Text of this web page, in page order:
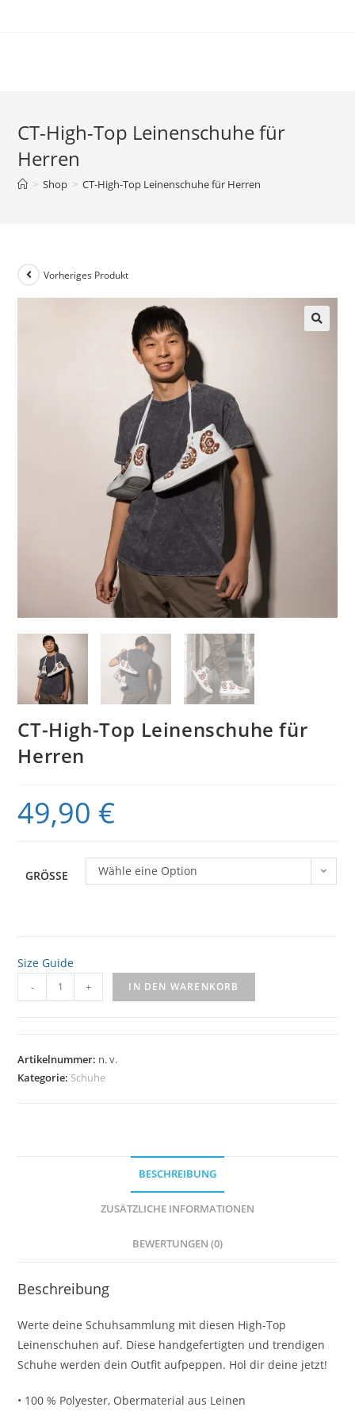
CT-High-Top Leinenschuhe für
Herren
> Shop > CT-High-Top Leinenschuhe für Herren
Vorheriges Produkt
CT-High-Top Leinenschuhe für
Herren
49,90 €
GRÖSSE Wähle eine Option
Size Guide
High-
für
Herren
- + IN DEN WARENKORB
Artikelnummer: n. v.
Kategorie: Schuhe
BESCHREIBUNG
ZUSÄTZLICHE INFORMATIONEN
BEWERTUNGEN (0)
Beschreibung
Werte deine Schuhsammlung mit diesen High-Top
Leinenschuhen auf. Diese handgefertigten und trendigen
Schuhe werden dein Outfit aufpeppen. Hol dir deine jetzt!
• 100 % Polyester, Obermaterial aus Leinen